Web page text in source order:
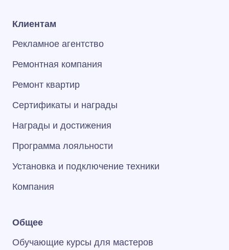
Клиентам
Рекламное агентство
Ремонтная компания
Ремонт квартир
Сертификаты и награды
Награды и достижения
Программа лояльности
Установка и подключение техники
Компания
Общее
Обучающие курсы для мастеров